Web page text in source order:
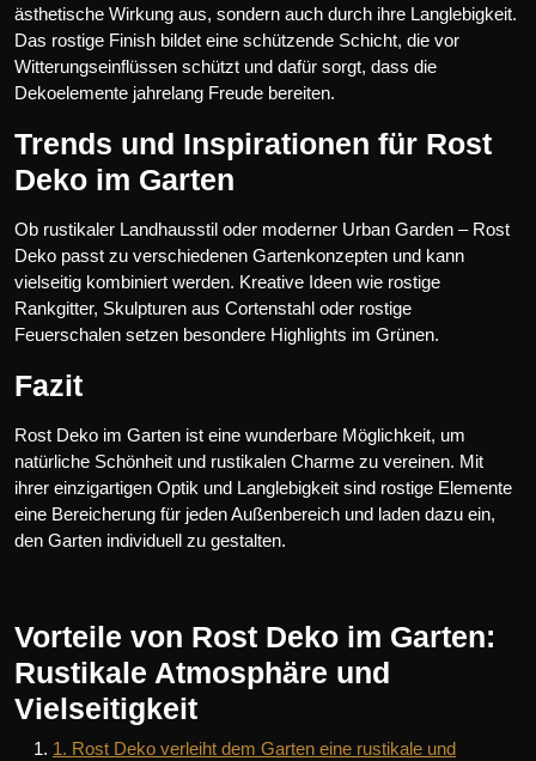
ästhetische Wirkung aus, sondern auch durch ihre Langlebigkeit.
Das rostige Finish bildet eine schützende Schicht, die vor
Witterungseinflüssen schützt und dafür sorgt, dass die
Dekoelemente jahrelang Freude bereiten.
Trends und Inspirationen für Rost
Deko im Garten
Ob rustikaler Landhausstil oder moderner Urban Garden – Rost
Deko passt zu verschiedenen Gartenkonzepten und kann
vielseitig kombiniert werden. Kreative Ideen wie rostige
Rankgitter, Skulpturen aus Cortenstahl oder rostige
Feuerschalen setzen besondere Highlights im Grünen.
Fazit
Rost Deko im Garten ist eine wunderbare Möglichkeit, um
natürliche Schönheit und rustikalen Charme zu vereinen. Mit
ihrer einzigartigen Optik und Langlebigkeit sind rostige Elemente
eine Bereicherung für jeden Außenbereich und laden dazu ein,
den Garten individuell zu gestalten.
Vorteile von Rost Deko im Garten:
Rustikale Atmosphäre und
Vielseitigkeit
1. Rost Deko verleiht dem Garten eine rustikale und